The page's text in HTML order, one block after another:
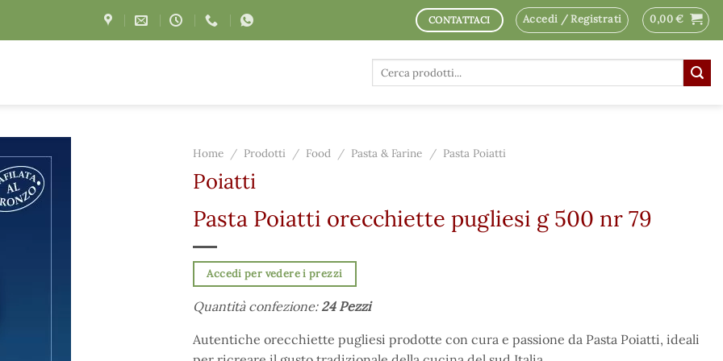
CONTATTACI Accedi / Registrati 0,00€
Cerca:
Home / Prodotti / Food / Pasta & Farine / Pasta Poiatti
Poiatti
Pasta Poiatti orecchiette pugliesi g 500 nr 79
Accedi per vedere i prezzi
Quantità confezione:24 Pezzi
Autentiche orecchiette pugliesi prodotte con cura e passione da Pasta Poiatti, ideali